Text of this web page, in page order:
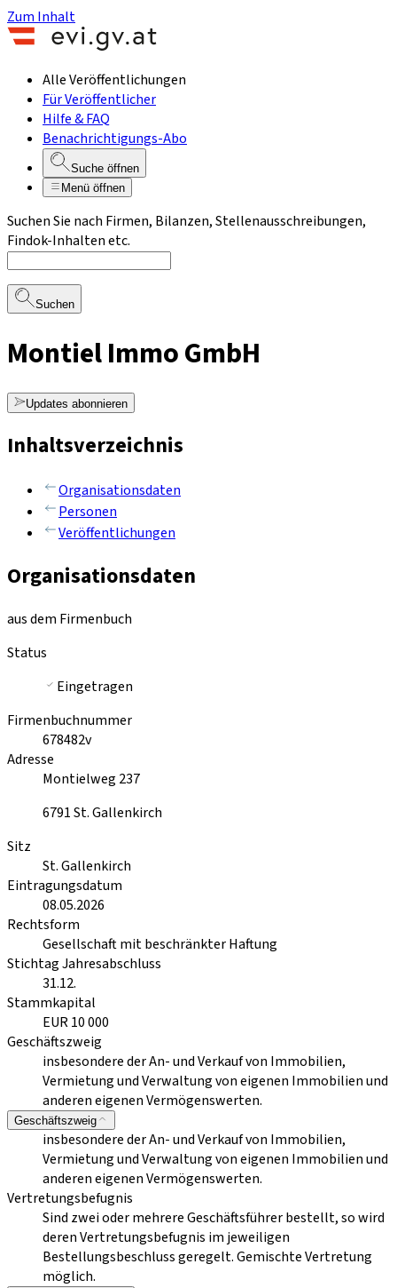
Zum Inhalt
Alle Veröffentlichungen
Für Veröffentlicher
Hilfe & FAQ
Benachrichtigungs-Abo
Suche öffnen
Menü öffnen
Suchen Sie nach Firmen, Bilanzen, Stellenausschreibungen,
Findok-Inhalten etc.
Suchen
Montiel Immo GmbH
Updates abonnieren
Inhaltsverzeichnis
Organisationsdaten
Personen
Veröffentlichungen
Organisationsdaten
aus dem Firmenbuch
Status
Eingetragen
Firmenbuchnummer
678482v
Adresse
Montielweg 237
6791St. Gallenkirch
Sitz
St. Gallenkirch
Eintragungsdatum
08.05.2026
Rechtsform
Gesellschaft mit beschränkter Haftung
Stichtag Jahresabschluss
31.12.
Stammkapital
EUR 10 000
Geschäftszweig
insbesondere der An- und Verkauf von Immobilien,
Vermietung und Verwaltung von eigenen Immobilien und
anderen eigenen Vermögenswerten.
Geschäftszweig
insbesondere der An- und Verkauf von Immobilien,
Vermietung und Verwaltung von eigenen Immobilien und
anderen eigenen Vermögenswerten.
Vertretungsbefugnis
Sind zwei oder mehrere Geschäftsführer bestellt, so wird
deren Vertretungsbefugnis im jeweiligen
Bestellungsbeschluss geregelt. Gemischte Vertretung
möglich.